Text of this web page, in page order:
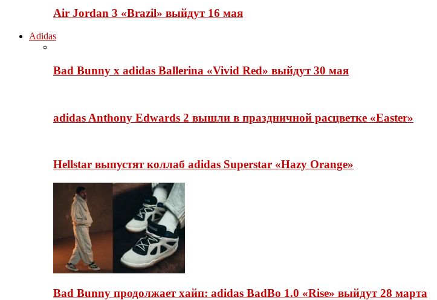
Air Jordan 3 «Brazil» выйдут 16 мая
Adidas
Bad Bunny x adidas Ballerina «Vivid Red» выйдут 30 мая
adidas Anthony Edwards 2 вышли в праздничной расцветке «Easter»
Hellstar выпустят коллаб adidas Superstar «Hazy Orange»
Bad Bunny продолжает хайп: adidas BadBo 1.0 «Rise» выйдут 28 марта